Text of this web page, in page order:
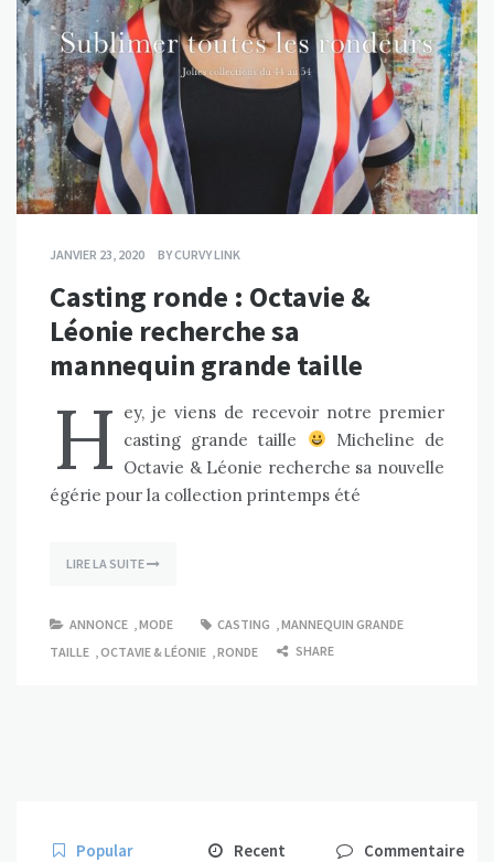
JANVIER 23, 2020 BYCURVY LINK
Casting ronde : Octavie &
Léonie recherche sa
mannequin grande taille
H ey, je viens de recevoir notre premier
casting grande taille
Micheline de
Octavie & Léonie recherche sa nouvelle
égérie pour la collection printemps été
LIRE LA SUITE
ANNONCE MODE CASTING
MANNEQUIN GRANDE
TAILLE
OCTAVIE & LÉONIE RONDE SHARE
Popular Recent Commentaire